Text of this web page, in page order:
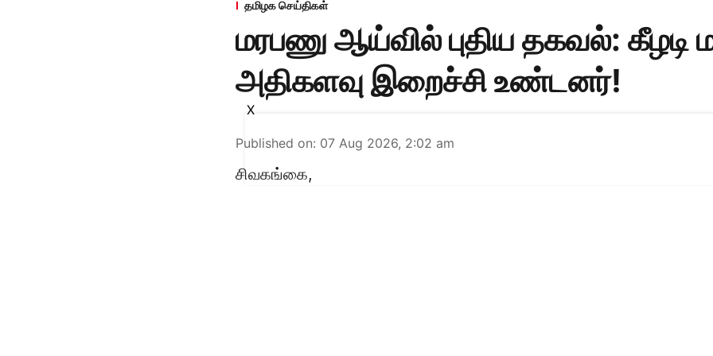
தமிழக செய்திகள்
மரபணு ஆய்வில் புதிய தகவல்: கீழடி
அதிகளவு இறைச்சி உண்டனர்!
Published on: 07 Aug 2026, 2:02 am
சிவகங்கை,
X